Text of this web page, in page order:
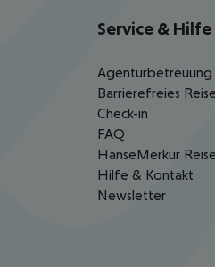
Service & Hilfe
Agenturbetreuung
Barrierefreies
Check-in
FAQ
HanseMerkur
Hilfe & Kontakt
Newsletter